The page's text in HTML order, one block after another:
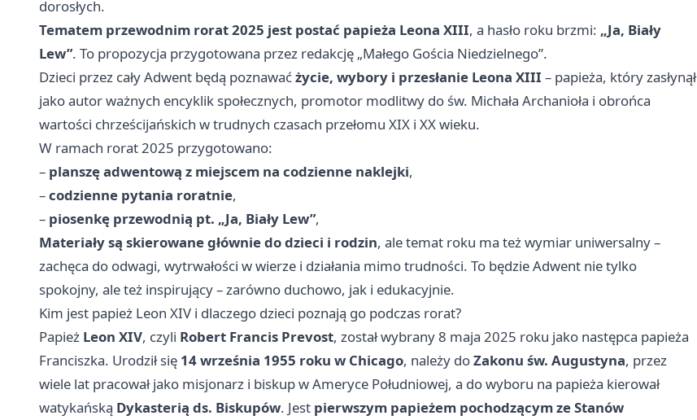
dorosłych.
Tematem przewodnim rorat 2025 jest postać papieża Leona XIII, a hasło roku brzmi: „Ja, Biały
Lew”. To propozycja przygotowana przez redakcję „Małego Gościa Niedzielnego”.
Dzieci przez cały Adwent będą poznawaćżycie, wybory i przesłanie Leona XIII – papieża, który zasłynął
jako autor ważnych encyklik społecznych, promotor modlitwy do św. Michała Archanioła i obrońca
wartości chrześcijańskich w trudnych czasach przełomu XIX i XX wieku.
W ramach rorat 2025 przygotowano:
– planszę adwentową z miejscem na codzienne naklejki,
–codzienne pytania roratnie,
– piosenkę przewodnią pt. „Ja, Biały Lew”,
Materiały są skierowane głównie do dzieci i rodzin, ale temat roku ma też wymiar uniwersalny –
zachęca do odwagi, wytrwałości w wierze i działania mimo trudności. To będzie Adwent nie tylko
spokojny, ale też inspirujący – zarówno duchowo, jak i edukacyjnie.
Kim jest papież Leon XIV i dlaczego dzieci poznają go podczas rorat?
Papież Leon XIV, czyli Robert Francis Prevost, został wybrany 8 maja 2025 roku jako następca papieża
Franciszka. Urodził się 14 września 1955 roku w Chicago, należy doZakonu św. Augustyna, przez
wiele lat pracował jako misjonarz i biskup w Ameryce Południowej, a do wyboru na papieża kierował
watykańską Dykasterią ds. Biskupów. Jest pierwszym papieżem pochodzącym ze Stanów